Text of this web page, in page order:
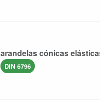
arandelas cónicas
DIN 6796